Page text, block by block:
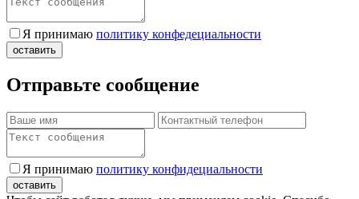
Я принимаю политику конфедециальности
Отправьте сообщение
Я принимаю политику конфидециальности